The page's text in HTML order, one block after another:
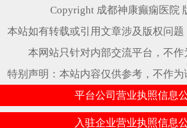
Copyright 成都神康癫痫医院
本站如有转载或引用文章涉及版权问
本网站只针对内部交流平台，不作
特别声明：本站内容仅供参考，不作为
平台公司营业执照信息
入驻企业营业执照信息